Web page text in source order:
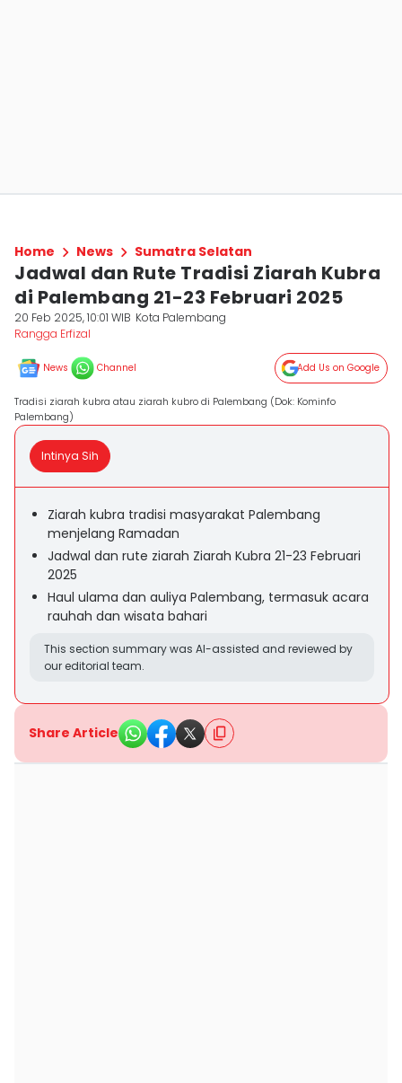
Home News Sumatra Selatan
Jadwal dan Rute Tradisi Ziarah Kubra
di Palembang 21-23 Februari 2025
20 Feb 2025, 10:01 WIB Kota Palembang
Rangga Erfizal
News Channel Add Us on Google
Tradisi ziarah kubra atau ziarah kubro di Palembang (Dok: Kominfo
Palembang)
Intinya Sih
Ziarah kubra tradisi masyarakat Palembang
menjelang Ramadan
Jadwal dan rute ziarah Ziarah Kubra 21-23 Februari
2025
Haul ulama dan auliya Palembang, termasuk acara
rauhah dan wisata bahari
This section summary was AI-assisted and reviewed by
our editorial team.
Share Article